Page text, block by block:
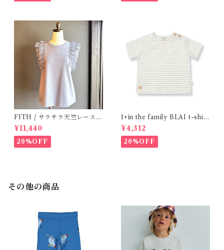
FITH / サラサラ天竺レースT
シャツ (BL) / 145・155
¥11,440
20%OFF
1+in the family BLAI t-shirt
(Grey)
¥4,312
20%OFF
その他の商品